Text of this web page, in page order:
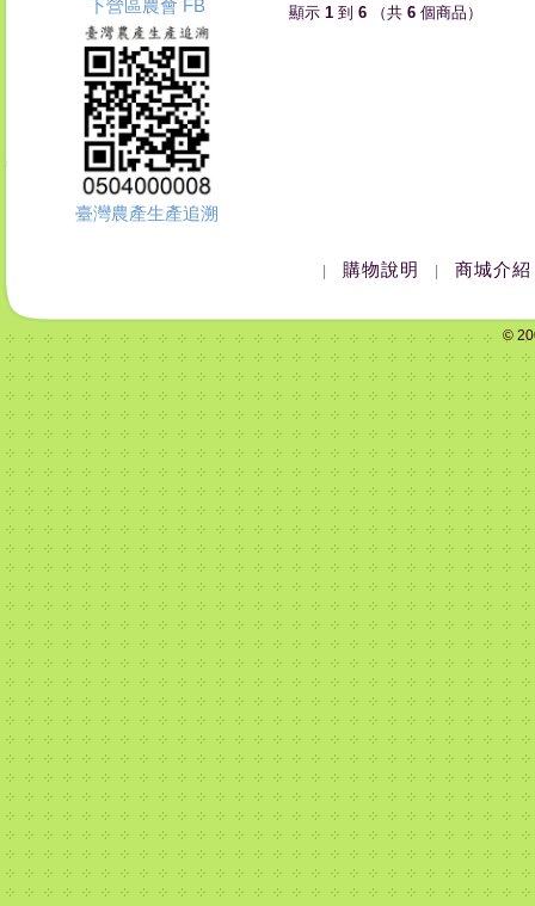
下營區農會 FB
臺灣農產生產追溯
顯示 1 到 6 （共 6 個商品）
購物說明 商城介紹
©